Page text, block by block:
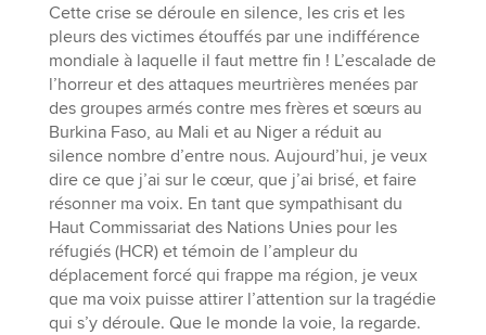
Cette crise se déroule en silence, les cris et les
pleurs des victimes étouffés par une indifférence
mondiale à laquelle il faut mettre fin ! L’escalade de
l’horreur et des attaques meurtrières menées par
des groupes armés contre mes frères et sœurs au
Burkina Faso, au Mali et au Niger a réduit au
silence nombre d’entre nous. Aujourd’hui, je veux
dire ce que j’ai sur le cœur, que j’ai brisé, et faire
résonner ma voix. En tant que sympathisant du
Haut Commissariat des Nations Unies pour les
réfugiés (HCR) et témoin de l’ampleur du
déplacement forcé qui frappe ma région, je veux
que ma voix puisse attirer l’attention sur la tragédie
qui s’y déroule. Que le monde la voie, la regarde.